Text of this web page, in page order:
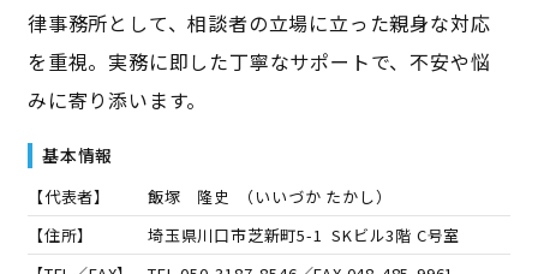
律事務所として、相談者の立場に立った親身な対応
を重視。実務に即した丁寧なサポートで、不安や悩
みに寄り添います。
基本情報
【代表者】 飯塚 隆史 （いいづか たかし）
【住所】
埼玉県川口市芝新町5-1 SKビル3階 C号室